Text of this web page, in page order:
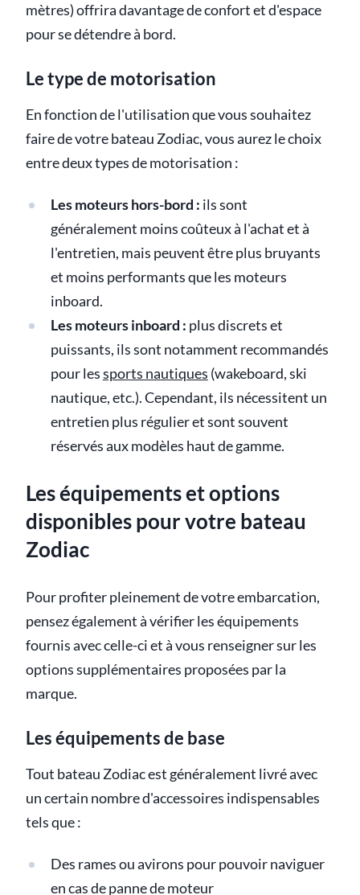
mètres) offrira davantage de confort et d'espace
pour se détendre à bord.
Le type de motorisation
En fonction de l'utilisation que vous souhaitez
faire de votre bateau Zodiac, vous aurez le choix
entre deux types de motorisation :
Les moteurs hors-bord : ils sont
généralement moins coûteux à l'achat et à
l'entretien, mais peuvent être plus bruyants
et moins performants que les moteurs
inboard.
Les moteurs inboard : plus discrets et
puissants, ils sont notamment recommandés
pour lessports nautiques (wakeboard, ski
nautique, etc.). Cependant, ils nécessitent un
entretien plus régulier et sont souvent
réservés aux modèles haut de gamme.
Les équipements et options
disponibles pour votre bateau
Zodiac
Pour profiter pleinement de votre embarcation,
pensez également à vérifier les équipements
fournis avec celle-ci et à vous renseigner sur les
options supplémentaires proposées par la
marque.
Les équipements de base
Tout bateau Zodiac est généralement livré avec
un certain nombre d'accessoires indispensables
tels que :
Des rames ou avirons pour pouvoir naviguer
en cas de panne de moteur